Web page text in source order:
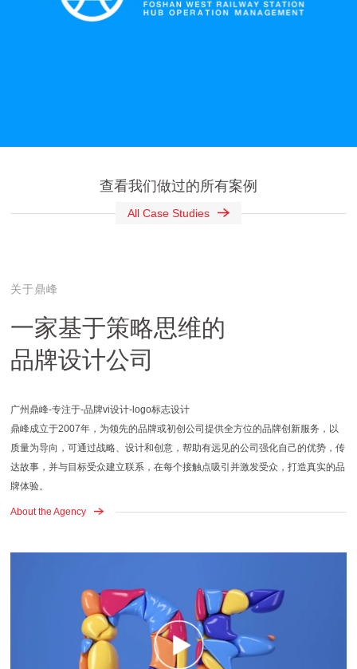
查看我们做过的所有案例
All Case Studies
关于鼎峰
一家基于策略思维的
品牌设计公司
广州鼎峰-专注于-品牌vi设计-logo标志设计
鼎峰成立于2007年，为领先的品牌或初创公司提供全方位的品牌创新服务，以
质量为导向，可通过战略、设计和创意，帮助有远见的公司强化自己的优势，传
达故事，并与目标受众建立联系，在每个接触点吸引并激发受众，打造真实的品
牌体验。
About the Agency